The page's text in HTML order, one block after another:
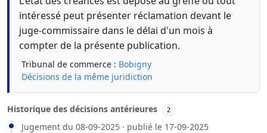
intéressé peut présenter réclamation devant le
juge-commissaire dans le délai d'un mois à
compter de la présente publication.
Tribunal de commerce : Bobigny
Décisions de la même juridiction
Historique des décisions antérieures 2
Jugement du 08-09-2025 · publié le 17-09-2025